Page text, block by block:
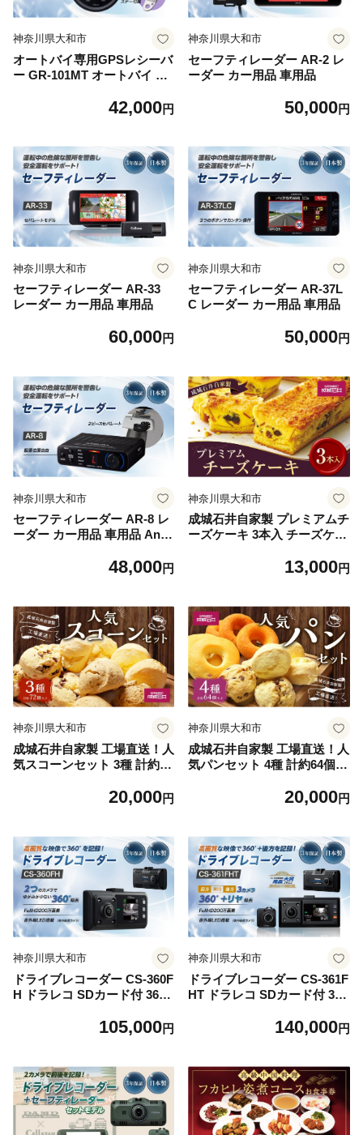
神奈川県大和市
オートバイ専用GPSレシーバ
ー GR-101MT オートバイ バ
42,000円
神奈川県大和市
セーフティレーダー AR-2 レ
ーダー カー用品 車用品
50,000円
神奈川県大和市
セーフティレーダー AR-33
レーダー カー用品 車用品
60,000円
神奈川県大和市
セーフティレーダー AR-37L
C レーダー カー用品 車用品
50,000円
神奈川県大和市
セーフティレーダー AR-8 レ
ーダー カー用品 車用品 Andr
48,000円
神奈川県大和市
成城石井自家製 プレミアムチ
ーズケーキ 3本入 チーズケー
13,000円
神奈川県大和市
成城石井自家製 工場直送！人
気スコーンセット 3種 計約72
め合わせ お取り寄せ20,000円
神奈川県大和市
成城石井自家製 工場直送！人
気パンセット 4種 計約64個
20,000円
神奈川県大和市
ドライブレコーダー CS-360F
H ドラレコ SDカード付 360°
105,000円
神奈川県大和市
ドライブレコーダー CS-361F
HT ドラレコ SDカード付 36
140,000円